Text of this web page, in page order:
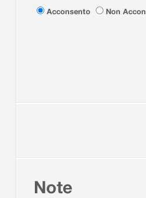
Acconsento
Non
Note